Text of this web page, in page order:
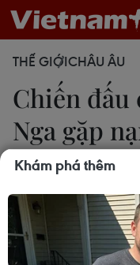
THẾ GIỚICHÂU ÂU
Chiến đấu
Nga gặp
Hải
14/11/2016 23:05
Một chiến đấu cơ
Khám phá thêm